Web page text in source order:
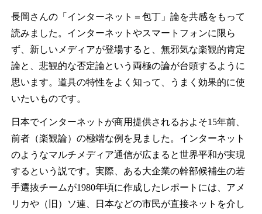
長岡さんの「インターネット＝包丁」論を共感をもって
読みました。インターネットやスマートフォンに限ら
ず、新しいメディアが登場すると、無邪気な楽観的肯定
論と、悲観的な否定論という両極の論が台頭するように
思います。道具の特性をよく知って、うまく効果的に使
いたいものです。
日本でインターネットが商用提供されるおよそ15年前、
前者（楽観論）の極端な例を見ました。インターネット
のようなマルチメディア通信が広まると世界平和が実現
するという説です。実際、ある大企業の幹部候補生の若
手選抜チームが1980年頃に作成したレポートには、アメ
リカや（旧）ソ連、日本などの市民が直接ネットを介し